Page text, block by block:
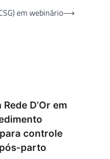
em webinário⟶
D’Or em
controle
parto